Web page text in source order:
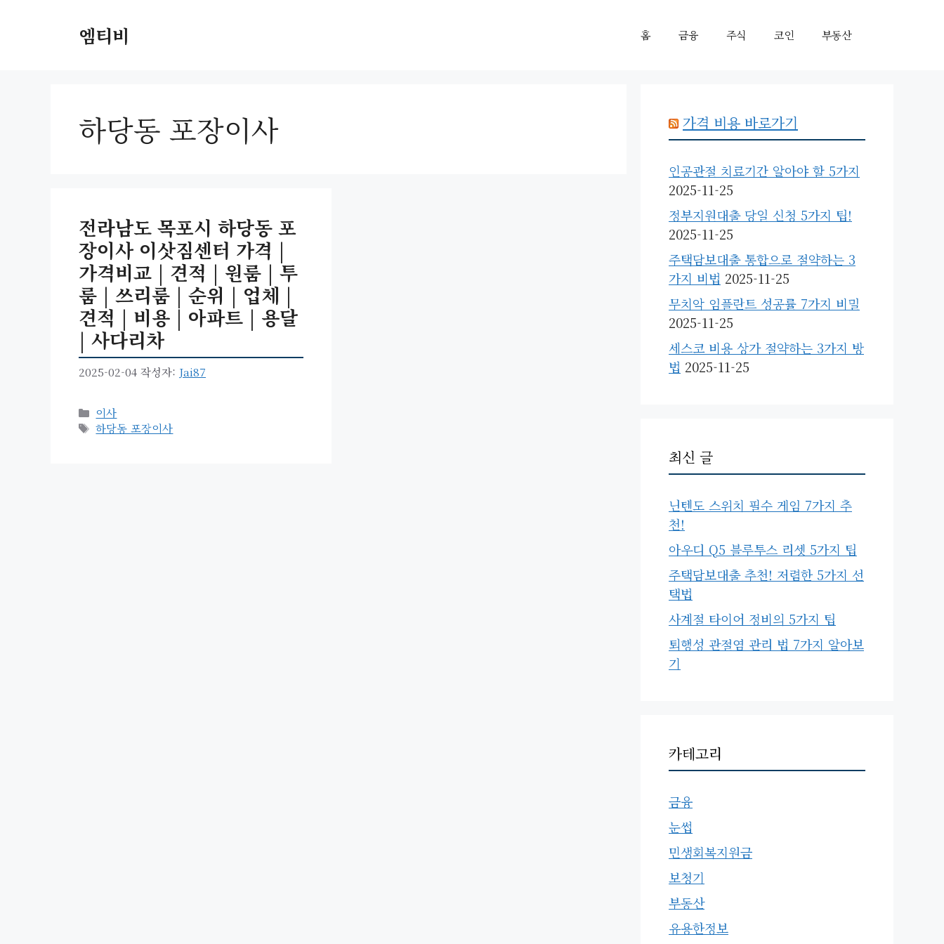
엠티비 홈 금융 주식 코인 부동산
하당동 포장이사
전라남도 목포시 하당동 포
장이사 이삿짐센터 가격 |
가격비교 | 견적 | 원룸 | 투
룸 | 쓰리룸 | 순위 | 업체 |
견적 | 비용 | 아파트 | 용달
| 사다리차
2025-02-04 작성자: Jai87
카
테
이사
태
하당동 포장이사
가격 비용 바로가기
인공관절 치료기간 알아야 할 5가지
2025-11-25
정부지원대출 당일 신청 5가지 팁!
2025-11-25
주택담보대출 통합으로 절약하는 3
가지 비법 2025-11-25
무치악 임플란트 성공률 7가지 비밀
2025-11-25
세스코 비용 상가 절약하는 3가지 방
법 2025-11-25
최신 글
닌텐도 스위치 필수 게임 7가지 추
천!
아우디 Q5 블루투스 리셋 5가지 팁
주택담보대출 추천! 저렴한 5가지 선
택법
사계절 타이어 정비의 5가지 팁
퇴행성 관절염 관리 법 7가지 알아보
기
카테고리
금융
눈썹
민생회복지원금
보청기
부동산
유용한정보